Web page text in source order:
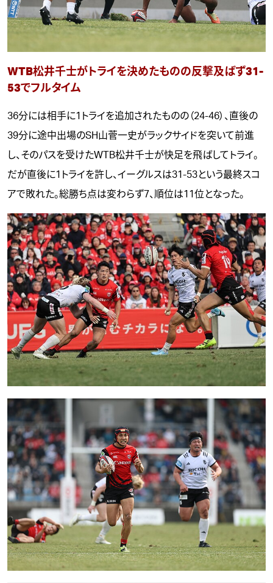
WTB松井千士がトライを決めたものの反撃及ばず31-
53でフルタイム
36分には相手に1トライを追加されたものの（24-46）、直後の
39分に途中出場のSH山菅一史がラックサイドを突いて前進
し、そのパスを受けたWTB松井千士が快足を飛ばしてトライ。
だが直後に1トライを許し、イーグルスは31-53という最終スコ
アで敗れた。総勝ち点は変わらず7、順位は11位となった。